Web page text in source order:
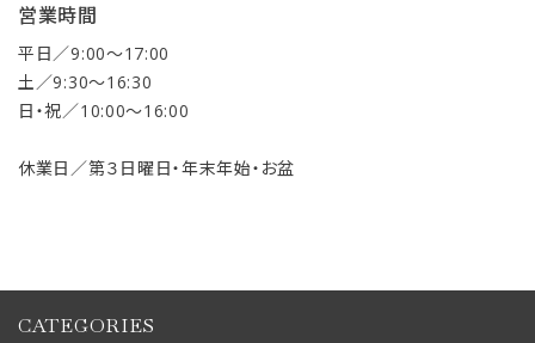
営業時間
平日／9:00〜17:00
土／9:30〜16:30
日・祝／10:00〜16:00
休業日／第３日曜日・年末年始・お盆
CATEGORIES